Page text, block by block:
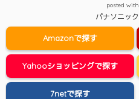
posted with
パナソニッ
Amazonで探す
Yahooショッピングで探す
7netで探す